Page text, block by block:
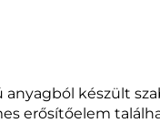
készült
erősítőelem